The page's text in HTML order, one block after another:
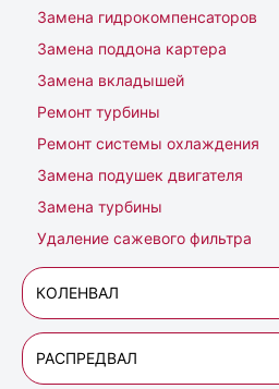
Замена гидрокомпенсаторов
Замена поддона картера
Замена вкладышей
Ремонт турбины
Ремонт системы охлаждения
Замена подушек двигателя
Замена турбины
Удаление сажевого фильтра
КОЛЕНВАЛ
РАСПРЕДВАЛ